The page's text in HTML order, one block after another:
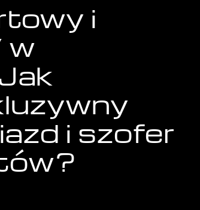
i
w
i szofer